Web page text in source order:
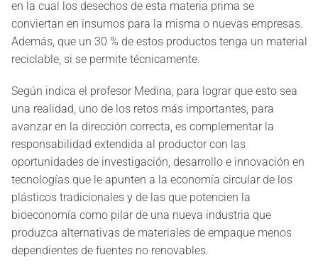
en la cual los desechos de esta materia prima se
conviertan en insumos para la misma o nuevas empresas.
Además, que un 30 % de estos productos tenga un material
reciclable, si se permite técnicamente.
Según indica el profesor Medina, para lograr que esto sea
una realidad, uno de los retos más importantes, para
avanzar en la dirección correcta, es complementar la
responsabilidad extendida al productor con las
oportunidades de investigación, desarrollo e innovación en
tecnologías que le apunten a la economía circular de los
plásticos tradicionales y de las que potencien la
bioeconomía como pilar de una nueva industria que
produzca alternativas de materiales de empaque menos
dependientes de fuentes no renovables.